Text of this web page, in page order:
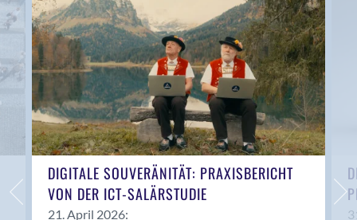
Anwil
Appenzell
Au SG
Baar
Baden
Balsthal
Balzers
Basel
Bassersdorf
Belp
DIGITALE SOUVERÄNITÄT: PRAXISBERICHT
VON DER ICT-SALÄRSTUDIE
21. April 2026: